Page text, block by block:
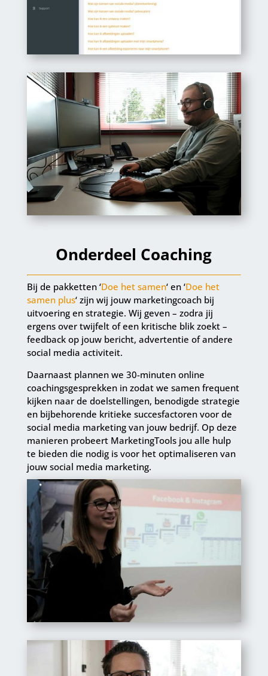
Onderdeel Coaching
Bij de pakketten ‘Doe het samen‘ en ‘Doe het
samen plus‘ zijn wij jouw marketingcoach bij
uitvoering en strategie. Wij geven – zodra jij
ergens over twijfelt of een kritische blik zoekt –
feedback op jouw bericht, advertentie of andere
social media activiteit.
Daarnaast plannen we 30-minuten online
coachingsgesprekken in zodat we samen frequent
kijken naar de doelstellingen, benodigde strategie
en bijbehorende kritieke succesfactoren voor de
social media marketing van jouw bedrijf. Op deze
manieren probeert MarketingTools jou alle hulp
te bieden die nodig is voor het optimaliseren van
jouw social media marketing.